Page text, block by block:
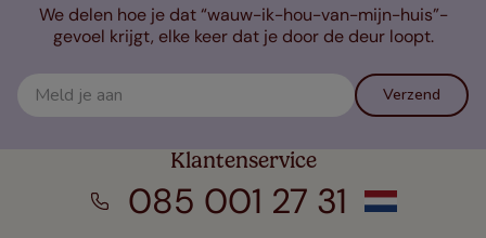
We delen hoe je dat “wauw-ik-hou-van-mijn-huis”-
gevoel krijgt, elke keer dat je door de deur loopt.
Verzend
Klantenservice
085 001 27 31